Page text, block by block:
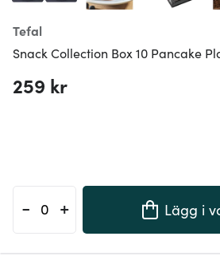
Tefal
Snack Collection Box 10 Pancake
259 kr
- + Lägg i